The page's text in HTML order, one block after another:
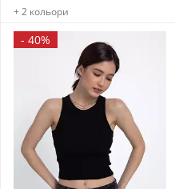
+ 2 кольори
- 40%